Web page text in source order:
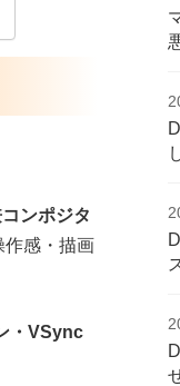
ンポジタ
作感・描画
・VSync